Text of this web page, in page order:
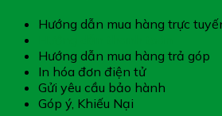
Hướng dẫn mua hàng trực
Hướng dẫn mua hàng trả góp
In hóa đơn điện tử
Gửi yêu cầu bảo hành
Góp ý, Khiếu Nại